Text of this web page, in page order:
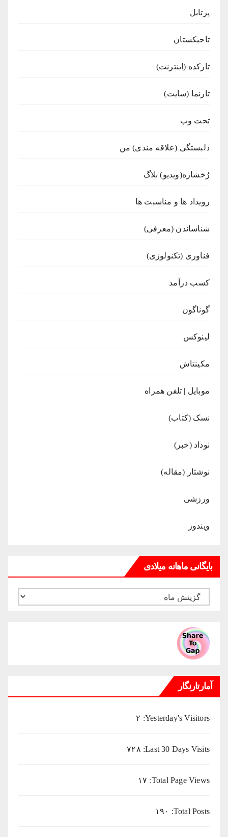
پرتابل
تاجیکستان
تارکده (اینترنت)
تارنما (سایت)
تحت وب
دلبستگی (علاقه مندی) من
رُخشاره(ویدیو) بلاگ
رویداد ها و مناسبت ها
شناساندن (معرفی)
فناوری (تکنولوژی)
کسب درآمد
گوناگون
لینوکس
مکینتاش
موبایل | تلفن همراه
نسک (کتاب)
نوداد (خبر)
نوشتار (مقاله)
ورزشی
ویندوز
بایگانی ماهانه میلادی
بایگانی
میلادی
آمارتارنگار
Yesterday's Visitors: ۲
Last 30 Days Visits: ۷۲۸
Total Page Views: ۱۷
Total Posts: ۱۹۰